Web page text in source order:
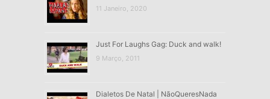
11 Janeiro, 2020
Just For Laughs Gag: Duck and walk!
9 Março, 2011
Dialetos De Natal | NãoQueresNada